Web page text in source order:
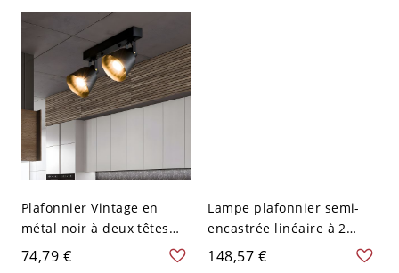
en Verre Clair Texturé -
Noir 110 V-120 V
Plafonnier Vintage en
métal noir à deux têtes
pivotantes pour salon
semi-encastré
74,79 €
Lampe plafonnier semi-
encastrée linéaire à 2
lumières en fer noir pour
entrepôt avec abat-jour
148,57 €